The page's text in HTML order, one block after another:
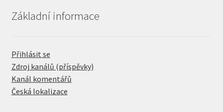
Základní informace
Přihlásit se
Zdroj kanálů (příspěvky)
Kanál komentářů
Česká lokalizace